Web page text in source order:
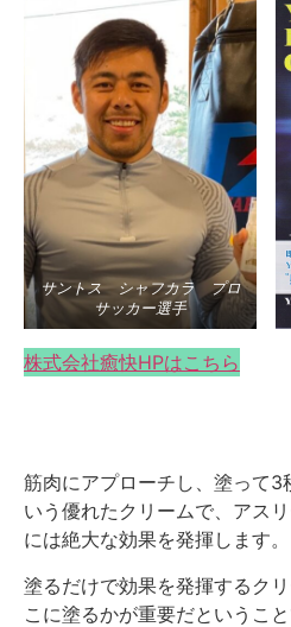
サントス シャフカラ プロ
サッカー選手
株式会社癒快HPはこちら
筋肉にアプローチし、塗って3
いう優れたクリームで、アス
には絶大な効果を発揮します。
塗るだけで効果を発揮するク
こに塗るかが重要だというこ